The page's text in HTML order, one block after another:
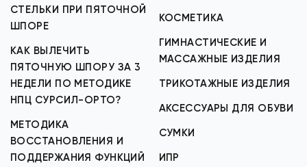
СТЕЛЬКИ ПРИ ПЯТОЧНОЙ
ШПОРЕ
КАК ВЫЛЕЧИТЬ
ПЯТОЧНУЮ ШПОРУ ЗА 3
НЕДЕЛИ ПО МЕТОДИКЕ
НПЦ СУРСИЛ-ОРТО?
МЕТОДИКА
ВОССТАНОВЛЕНИЯ И
ПОДДЕРЖАНИЯ ФУНКЦИЙ
КОСМЕТИКА
ГИМНАСТИЧЕСКИЕ И
МАССАЖНЫЕ ИЗДЕЛИЯ
ТРИКОТАЖНЫЕ ИЗДЕЛИЯ
АКСЕССУАРЫ ДЛЯ ОБУВИ
СУМКИ
ИПР